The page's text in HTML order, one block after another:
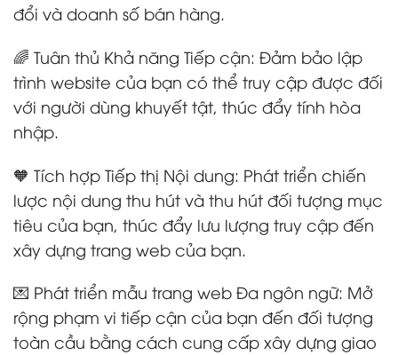
đổi và doanh số bán hàng.
🌈 Tuân thủ Khả năng Tiếp cận: Đảm bảo lập
trình website của bạn có thể truy cập được đối
với người dùng khuyết tật, thúc đẩy tính hòa
nhập.
🧡 Tích hợp Tiếp thị Nội dung: Phát triển chiến
lược nội dung thu hút và thu hút đối tượng mục
tiêu của bạn, thúc đẩy lưu lượng truy cập đến
xây dựng trang web của bạn.
💌 Phát triển mẫu trang web Đa ngôn ngữ: Mở
rộng phạm vi tiếp cận của bạn đến đối tượng
toàn cầu bằng cách cung cấp xây dựng giao